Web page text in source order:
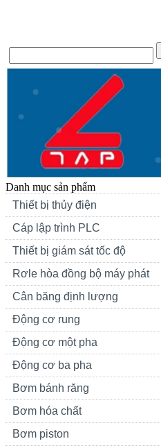
Danh mục sản phẩm
Thiết bị thủy điện
Cáp lập trình PLC
Thiết bị giám sát tốc độ
Rơle hòa đồng bộ máy phát
Cân băng định lượng
Động cơ rung
Động cơ một pha
Động cơ ba pha
Bơm bánh răng
Bơm hóa chất
Bơm piston